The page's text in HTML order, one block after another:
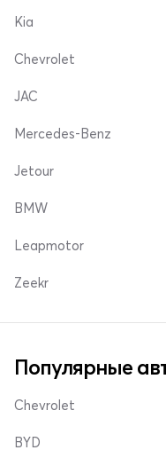
Kia
Chevrolet
JAC
Mercedes-Benz
Jetour
BMW
Leapmotor
Zeekr
Популярные
Chevrolet
BYD